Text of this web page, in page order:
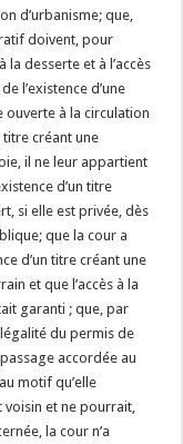
d’urbanisme; que,
doivent, pour
la desserte et à l’accès
l’existence d’une
ouverte à la circulation
titre créant une
il ne leur appartient
d’un titre
si elle est privée, dès
que la cour a
d’un titre créant une
et que l’accès à la
garanti ; que, par
légalité du permis de
accordée au
motif qu’elle
voisin et ne pourrait,
la cour n’a